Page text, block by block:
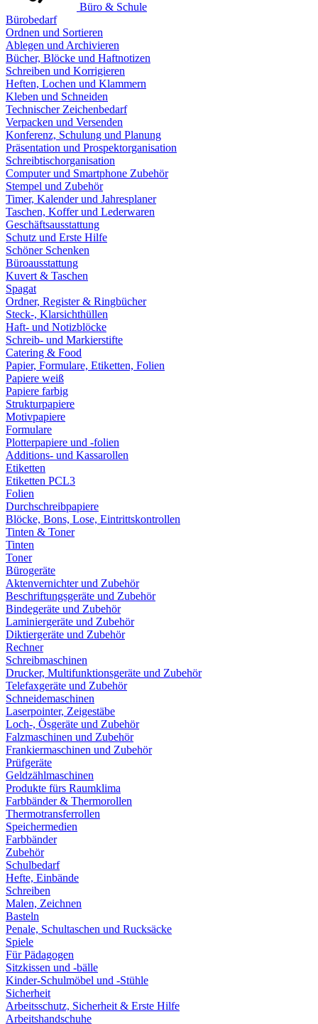
Büro & Schule
Bürobedarf
Ordnen und Sortieren
Ablegen und Archivieren
Bücher, Blöcke und Haftnotizen
Schreiben und Korrigieren
Heften, Lochen und Klammern
Kleben und Schneiden
Technischer Zeichenbedarf
Verpacken und Versenden
Konferenz, Schulung und Planung
Präsentation und Prospektorganisation
Schreibtischorganisation
Computer und Smartphone Zubehör
Stempel und Zubehör
Timer, Kalender und Jahresplaner
Taschen, Koffer und Lederwaren
Geschäftsausstattung
Schutz und Erste Hilfe
Schöner Schenken
Büroausstattung
Kuvert & Taschen
Spagat
Ordner, Register & Ringbücher
Steck-, Klarsichthüllen
Haft- und Notizblöcke
Schreib- und Markierstifte
Catering & Food
Papier, Formulare, Etiketten, Folien
Papiere weiß
Papiere farbig
Strukturpapiere
Motivpapiere
Formulare
Plotterpapiere und -folien
Additions- und Kassarollen
Etiketten
Etiketten PCL3
Folien
Durchschreibpapiere
Blöcke, Bons, Lose, Eintrittskontrollen
Tinten & Toner
Tinten
Toner
Bürogeräte
Aktenvernichter und Zubehör
Beschriftungsgeräte und Zubehör
Bindegeräte und Zubehör
Laminiergeräte und Zubehör
Diktiergeräte und Zubehör
Rechner
Schreibmaschinen
Drucker, Multifunktionsgeräte und Zubehör
Telefaxgeräte und Zubehör
Schneidemaschinen
Laserpointer, Zeigestäbe
Loch-, Ösgeräte und Zubehör
Falzmaschinen und Zubehör
Frankiermaschinen und Zubehör
Prüfgeräte
Geldzählmaschinen
Produkte fürs Raumklima
Farbbänder & Thermorollen
Thermotransferrollen
Speichermedien
Farbbänder
Zubehör
Schulbedarf
Hefte, Einbände
Schreiben
Malen, Zeichnen
Basteln
Penale, Schultaschen und Rucksäcke
Spiele
Für Pädagogen
Sitzkissen und -bälle
Kinder-Schulmöbel und -Stühle
Sicherheit
Arbeitsschutz, Sicherheit & Erste Hilfe
Arbeitshandschuhe